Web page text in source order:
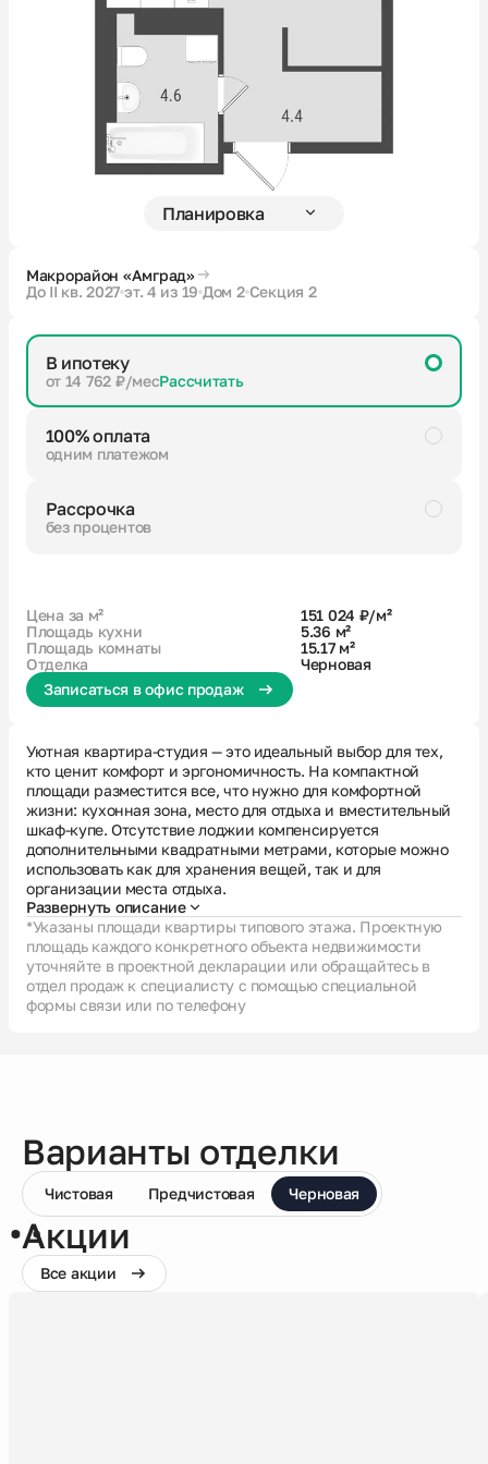
О компании
Партнерам
Контакты
Макрорайон «Амград»
До II кв. 2027 эт. 4 из 19 Дом 2 Секция 2
В ипотеку
от 14 762 ₽/месРассчитать
100% оплата
одним платежом
Рассрочка
без процентов
Цена за м²
151 024 ₽/м²
Площадь кухни
5.36 м²
Площадь комнаты
15.17 м²
Отделка
Черновая
Записаться в офис продаж
Уютная квартира-студия — это идеальный выбор для тех,
кто ценит комфорт и эргономичность. На компактной
площади разместится все, что нужно для комфортной
жизни: кухонная зона, место для отдыха и вместительный
шкаф-купе. Отсутствие лоджии компенсируется
дополнительными квадратными метрами, которые можно
использовать как для хранения вещей, так и для
организации места отдыха.
Развернуть описание
*Указаны площади квартиры типового этажа. Проектную
площадь каждого конкретного объекта недвижимости
уточняйте в проектной декларации или обращайтесь в
отдел продаж к специалисту с помощью специальной
формы связи или по телефону
Варианты отделки
Чистовая Предчистовая Черновая
Акции
Все акции